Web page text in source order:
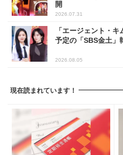
開
2026.07.31
「エージェント・
予定の「SBS金土」
2026.08.05
現在読まれています！